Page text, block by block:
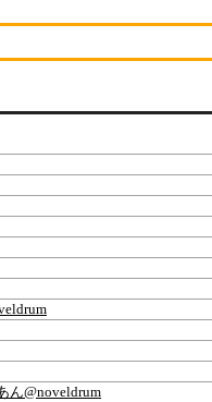
ん@noveldrum